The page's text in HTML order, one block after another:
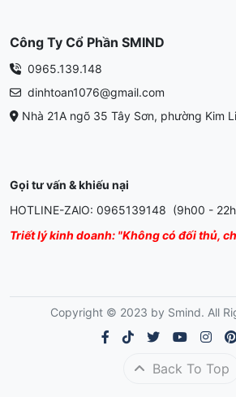
Công Ty Cổ Phần SMIND
0965.139.148
dinhtoan1076@gmail.com
Nhà 21A ngõ 35 Tây Sơn, phường Kim
Gọi tư vấn & khiếu nại
HOTLINE-ZAlO: 0965139148 (9h00 -
Triết lý kinh doanh: "Không có đối thủ,
Copyright © 2023 by Smind. All
Back To Top